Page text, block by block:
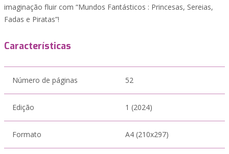
imaginação fluir com “Mundos Fantásticos : Princesas, Sereias,
Fadas e Piratas”!
Características
Número de páginas 52
Edição 1 (2024)
Formato A4 (210x297)